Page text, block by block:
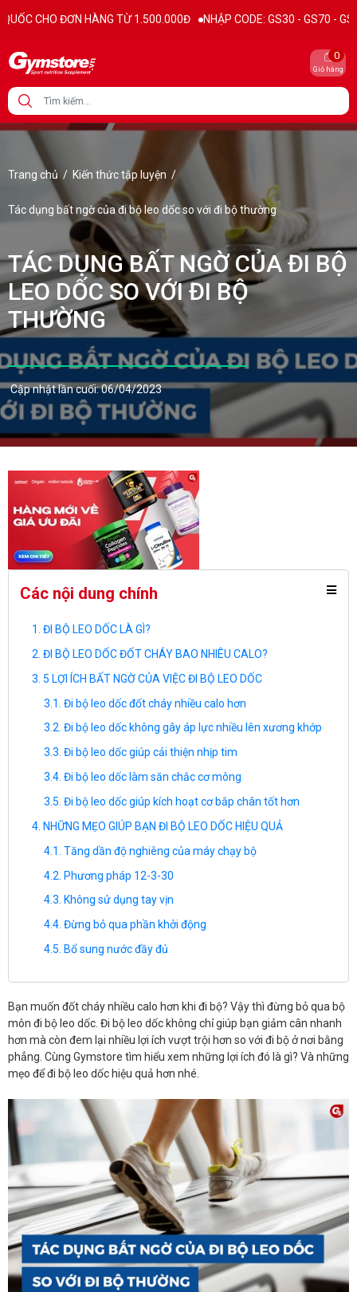
ĐƠN HÀNG TỪ 1.500.000Đ NHẬP CODE: GS30 - GS70 - GS100
Giỏ hàng
0
Trang chủ / Kiến thức tập luyện /
Tác dụng bất ngờ của đi bộ leo dốc so với đi bộ thường
TÁC DỤNG BẤT NGỜ CỦA ĐI BỘ
LEO DỐC SO VỚI ĐI BỘ
THƯỜNG
Cập nhật lần cuối: 06/04/2023
Các nội dung chính
ĐI BỘ LEO DỐC LÀ GÌ?
ĐI BỘ LEO DỐC ĐỐT CHÁY BAO NHIÊU CALO?
5 LỢI ÍCH BẤT NGỜ CỦA VIỆC ĐI BỘ LEO DỐC
Đi bộ leo dốc đốt cháy nhiều calo hơn
Đi bộ leo dốc không gây áp lực nhiều lên xương khớp
Đi bộ leo dốc giúp cải thiện nhịp tim
Đi bộ leo dốc làm săn chắc cơ mông
Đi bộ leo dốc giúp kích hoạt cơ bắp chân tốt hơn
NHỮNG MẸO GIÚP BẠN ĐI BỘ LEO DỐC HIỆU QUẢ
Tăng dần độ nghiêng của máy chạy bộ
Phương pháp 12-3-30
Không sử dụng tay vịn
Đừng bỏ qua phần khởi động
Bổ sung nước đầy đủ
Bạn muốn đốt cháy nhiều calo hơn khi đi bộ? Vậy thì đừng bỏ qua bộ
môn đi bộ leo dốc. Đi bộ leo dốc không chỉ giúp bạn giảm cân nhanh
hơn mà còn đem lại nhiều lợi ích vượt trội hơn so với đi bộ ở nơi bằng
phẳng. Cùng Gymstore tìm hiểu xem những lợi ích đó là gì? Và những
mẹo để đi bộ leo dốc hiệu quả hơn nhé.